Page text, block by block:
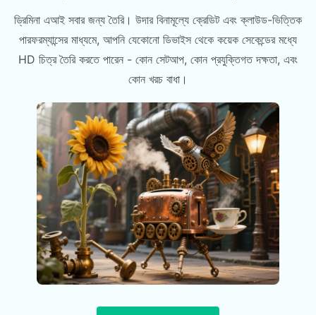
ড্রিমিনা এআই সবার জন্য তৈরি। উদার বিনামূল্যে ক্রেডিট এবং ক্লাউড-ভিত্তিক
পারফরম্যান্সের মাধ্যমে, আপনি যেকোনো ডিভাইস থেকে কয়েক সেকেন্ডের মধ্যে
HD চিত্র তৈরি করতে পারেন - কোন সেটআপ, কোন প্রযুক্তিগত দক্ষতা, এবং
কোন খরচ বাধা।